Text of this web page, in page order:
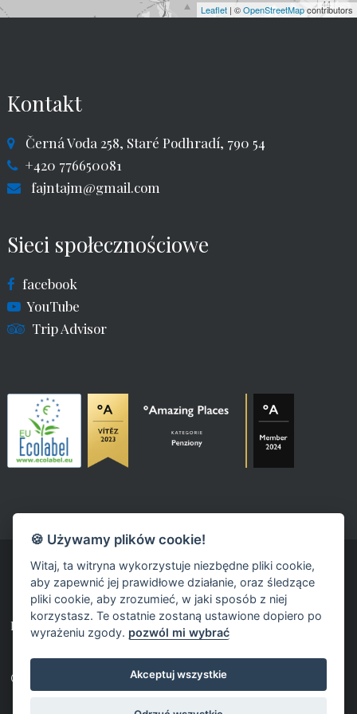
Leaflet | ©OpenStreetMapcontributors
Kontakt
Černá Voda 258, Staré Podhradí, 790 54
+420 776650081
fajntajm@gmail.com
Sieci społecznościowe
facebook
YouTube
Trip Advisor
powered by fast-web
© 2026 Pension Fajn TAJM
🍪 Używamy plików cookie!
Witaj, ta witryna wykorzystuje niezbędne pliki cookie,
aby zapewnić jej prawidłowe działanie, oraz śledzące
pliki cookie, aby zrozumieć, w jaki sposób z niej
korzystasz. Te ostatnie zostaną ustawione dopiero po
wyrażeniu zgody. pozwól mi wybrać
Akceptuj wszystkie